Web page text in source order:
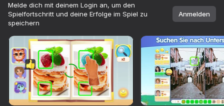
Das Spiel unterstützt nur die horizontale
Ausrichtung
Melde dich mit deinem Login an, um den
Spielfortschritt und deine Erfolge im Spiel zu
speichern
Anmelden